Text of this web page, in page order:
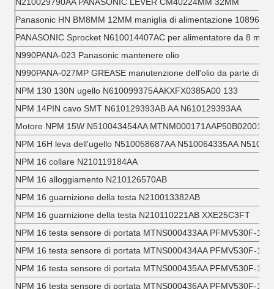
Panasonic HN BM8MM 12MM maniglia di alimentazione
PANASONIC Sprocket N610014407AC per alimentatore da 8 mm
N990PANA-023 Panasonic mantenere olio
N990PANA-027MP GREASE manutenzione dell'olio da parte di
NPM 130 130N ugello N610099375AAKXFX0385A00 133
NPM 14PIN cavo SMT N610129393AB AA N610129393AA
Motore NPM 15W N510043454AA
NPM 16H leva dell'ugello N510058687AA N510064335AA
NPM 16 collare N210119184AA
NPM 16 alloggiamento N210126570AB
NPM 16 guarnizione della testa N210013382AB
NPM 16 guarnizione della testa N210110221AB XXE25C3FT
NPM 16 testa sensore di portata MTNS000433AA PFMV530F-1-
NPM 16 testa sensore di portata MTNS000434AA PFMV530F-1-
NPM 16 testa sensore di portata MTNS000435AA PFMV530F-1-
NPM 16 testa sensore di portata MTNS000436AA PFMV530F-1-